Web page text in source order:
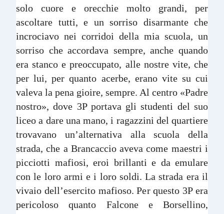
solo cuore e orecchie molto grandi, per
ascoltare tutti, e un sorriso disarmante che
incrociavo nei corridoi della mia scuola, un
sorriso che accordava sempre, anche quando
era stanco e preoccupato, alle nostre vite, che
per lui, per quanto acerbe, erano vite su cui
valeva la pena gioire, sempre. Al centro «Padre
nostro», dove 3P portava gli studenti del suo
liceo a dare una mano, i ragazzini del quartiere
trovavano un’alternativa alla scuola della
strada, che a Brancaccio aveva come maestri i
picciotti mafiosi, eroi brillanti e da emulare
con le loro armi e i loro soldi. La strada era il
vivaio dell’esercito mafioso. Per questo 3P era
pericoloso quanto Falcone e Borsellino,